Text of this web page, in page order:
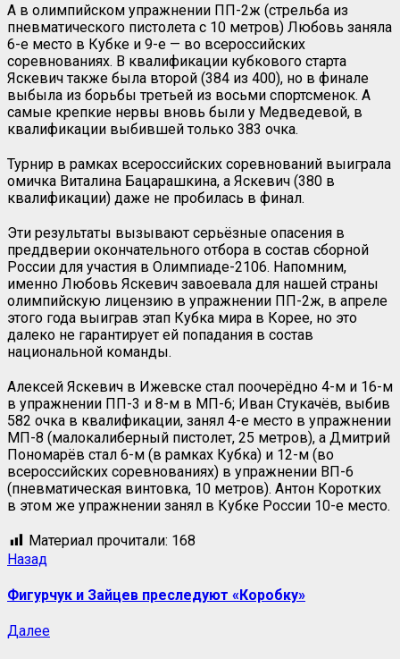
А в олимпийском упражнении ПП-2ж (стрельба из
пневматического пистолета с 10 метров) Любовь заняла
6-е место в Кубке и 9-е — во всероссийских
соревнованиях. В квалификации кубкового старта
Яскевич также была второй (384 из 400), но в финале
выбыла из борьбы третьей из восьми спортсменок. А
самые крепкие нервы вновь были у Медведевой, в
квалификации выбившей только 383 очка.
Турнир в рамках всероссийских соревнований выиграла
омичка Виталина Бацарашкина, а Яскевич (380 в
квалификации) даже не пробилась в финал.
Эти результаты вызывают серьёзные опасения в
преддверии окончательного отбора в состав сборной
России для участия в Олимпиаде-2106. Напомним,
именно Любовь Яскевич завоевала для нашей страны
олимпийскую лицензию в упражнении ПП-2ж, в апреле
этого года выиграв этап Кубка мира в Корее, но это
далеко не гарантирует ей попадания в состав
национальной команды.
Алексей Яскевич в Ижевске стал поочерёдно 4-м и 16-м
в упражнении ПП-3 и 8-м в МП-6; Иван Стукачёв, выбив
582 очка в квалификации, занял 4-е место в упражнении
МП-8 (малокалиберный пистолет, 25 метров), а Дмитрий
Пономарёв стал 6-м (в рамках Кубка) и 12-м (во
всероссийских соревнованиях) в упражнении ВП-6
(пневматическая винтовка, 10 метров). Антон Коротких
в этом же упражнении занял в Кубке России 10-е место.
Материал прочитали: 168
Назад
Фигурчук и Зайцев преследуют «Коробку»
Далее